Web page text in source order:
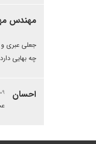
مهندس
جعلی عبری و
چه بهایی
احسان ۰۹ اردیبهشت ۱۴۰۲ | ۱۰:۲۸